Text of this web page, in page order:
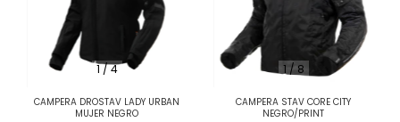
1/4
CAMPERA DROSTAV LADY URBAN
MUJER NEGRO
1 / 8
CAMPERA STAV CORE CITY
NEGRO/PRINT